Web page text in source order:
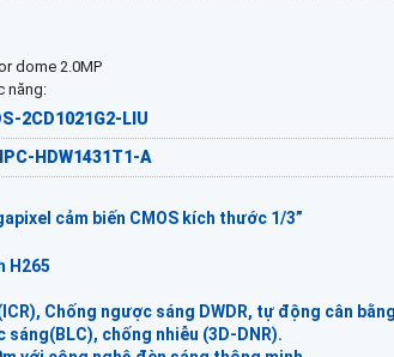
dome 2.0MP
năng:
2CD1021G2-LIU
HDW1431T1-A
cảm biến CMOS kích thước 1/3”
H265
Chống ngược sáng DWDR, tự động cân
sáng(BLC), chống nhiễu (3D-DNR).